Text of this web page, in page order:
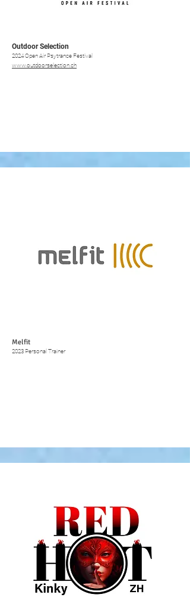
Outdoor Selection
2024 Open Air Psytrance Festival
www.outdoorselection.ch
Melfit
2023 Personal Trainer